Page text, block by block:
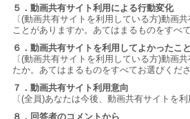
５．動画共有サイト利用による行動変化
〔(動画共有サイトを利用している方)動画
ことがありますか。あてはまるものをすべ
６．動画共有サイトを利用してよかったこと
〔(動画共有サイトを利用している方)動画
たか。あてはまるものをすべてお選びくだ
７．動画共有サイト利用意向
〔(全員)あなたは今後、動画共有サイトを
８．回答者のコメントから